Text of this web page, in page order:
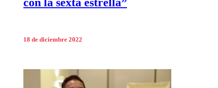
18 de diciembre 2022